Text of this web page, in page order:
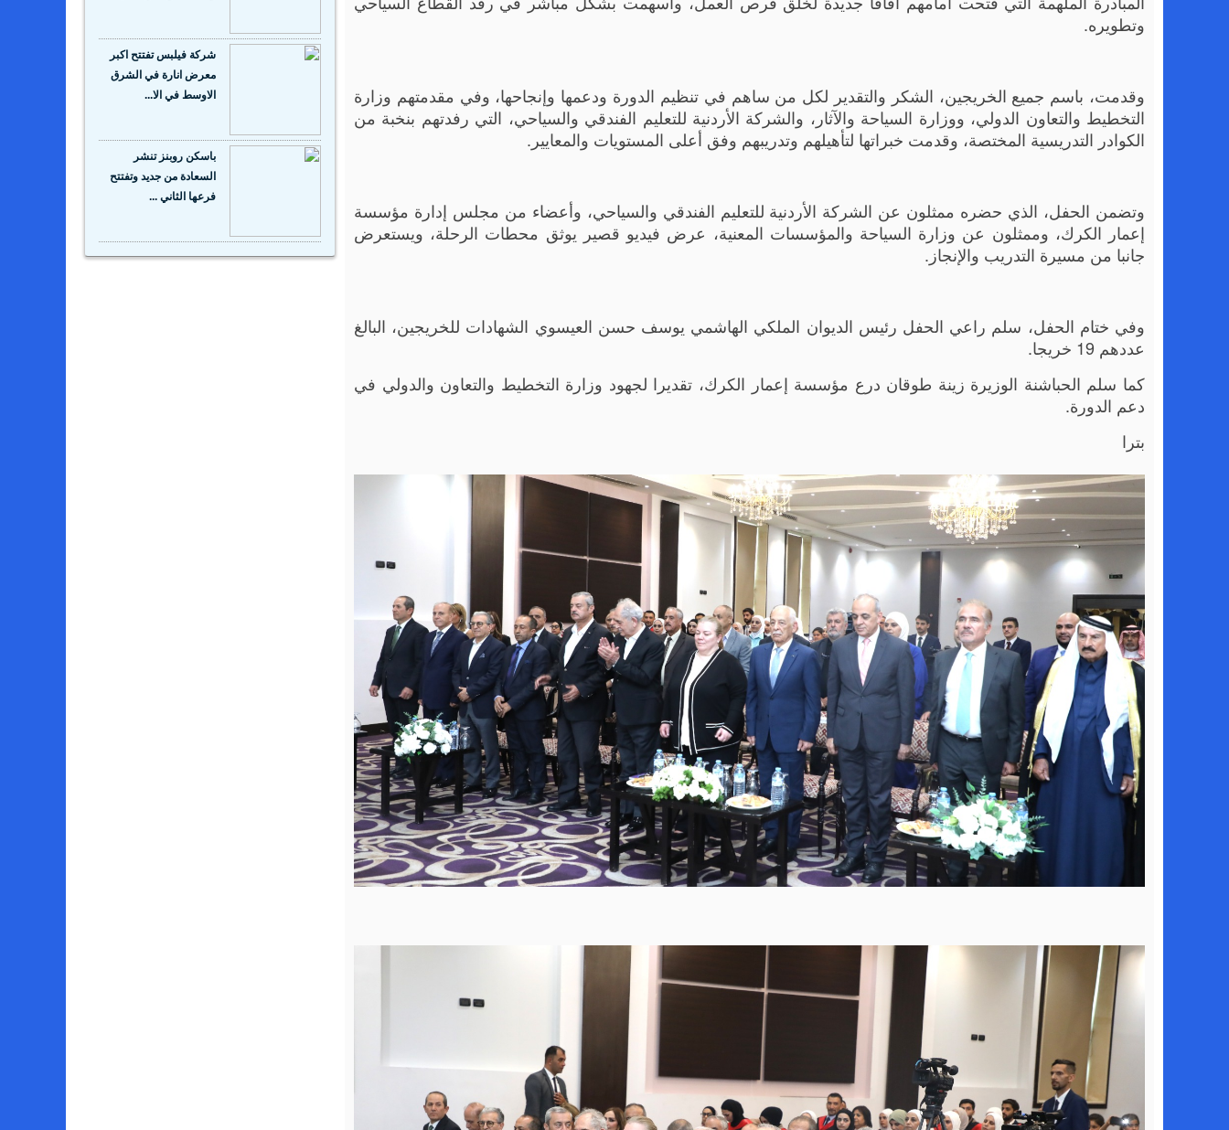
وتطويره.
وقدمت، باسم جميع الخريجين، الشكر والتقدير لكل من ساهم في تنظيم الدورة ودعمها وإنجاحها، وفي مقدمتهم وزارة
التخطيط والتعاون الدولي، ووزارة السياحة والآثار، والشركة الأردنية للتعليم الفندقي والسياحي، التي رفدتهم بنخبة من
الكوادر التدريسية المختصة، وقدمت خبراتها لتأهيلهم وتدريبهم وفق أعلى المستويات والمعايير.
وتضمن الحفل، الذي حضره ممثلون عن الشركة الأردنية للتعليم الفندقي والسياحي، وأعضاء من مجلس إدارة مؤسسة
إعمار الكرك، وممثلون عن وزارة السياحة والمؤسسات المعنية، عرض فيديو قصير يوثق محطات الرحلة، ويستعرض
جانبا من مسيرة التدريب والإنجاز.
وفي ختام الحفل، سلم راعي الحفل رئيس الديوان الملكي الهاشمي يوسف حسن العيسوي الشهادات للخريجين، البالغ
عددهم 19 خريجا.
كما سلم الحباشنة الوزيرة زينة طوقان درع مؤسسة إعمار الكرك، تقديرا لجهود وزارة التخطيط والتعاون والدولي في
دعم الدورة.
بترا
شركة فيلبس تفتتح اكبر
معرض انارة في الشرق
الاوسط في الا...
باسكن روبنز تنشر
السعادة من جديد وتفتتح
فرعها الثاني ...